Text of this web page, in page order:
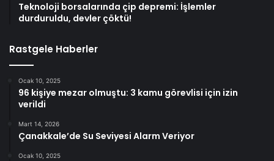
Teknoloji borsalarında çip depremi: İşlemler
durduruldu, devler çöktü!
Rastgele Haberler
Ocak 10, 2025
96 kişiye mezar olmuştu: 3 kamu görevlisi için izin
verildi
Mart 14, 2026
Çanakkale’de Su Seviyesi Alarm Veriyor
Ocak 10, 2025